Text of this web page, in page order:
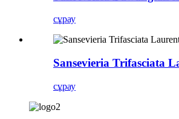
сұрау
Sansevieria Trifasciata
сұрау